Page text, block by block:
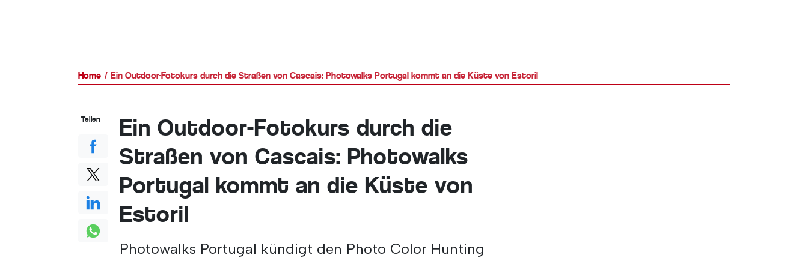
Home Ein Outdoor-Fotokurs durch die Straßen von Cascais: Photowalks Portugal kommt an die Küste von Estoril
Ein Outdoor-Fotokurs durch die
Straßen von Cascais: Photowalks
Portugal kommt an die Küste von
Estoril
Photowalks Portugal kündigt den Photo Color Hunting
Teilen